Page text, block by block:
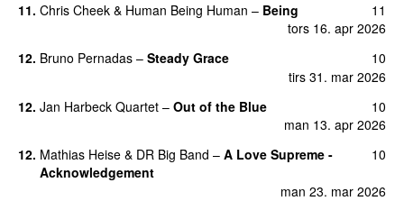
11. Chris Cheek & Human Being Human – Being
tors 16. apr 2026
11
12. Bruno Pernadas – Steady Grace
tirs 31. mar 2026
10
12. Jan Harbeck Quartet – Out of the Blue
man 13. apr 2026
10
12. Mathias Heise & DR Big Band – A Love Supreme -
Acknowledgement
man 23. mar 2026
10